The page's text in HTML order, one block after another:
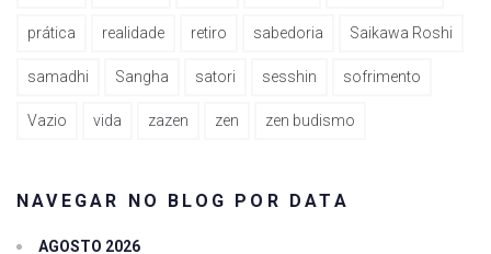
prática realidade retiro sabedoria Saikawa Roshi
samadhi Sangha satori sesshin sofrimento
Vazio vida zazen zen zen budismo
NAVEGAR NO BLOG POR DATA
AGOSTO 2026